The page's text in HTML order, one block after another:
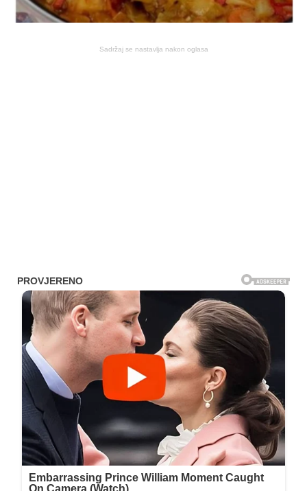
Sadržaj se nastavlja nakon oglasa